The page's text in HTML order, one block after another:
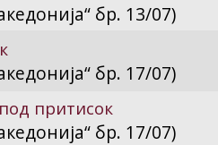
бр. 13/07)
бр. 17/07)
притисок
бр. 17/07)